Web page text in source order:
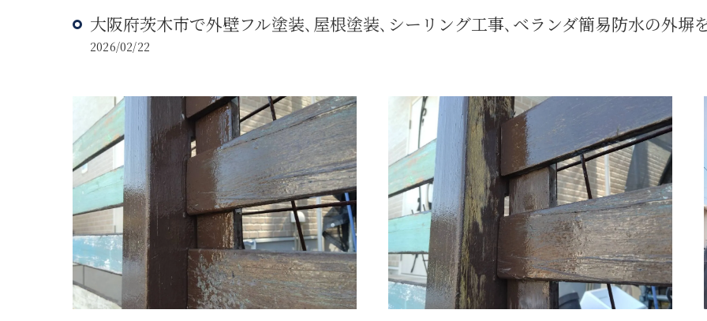
大阪府茨木市で外壁フル塗装､屋根塗装､シーリング工事､ベランダ簡易防水の外塀
2026/02/22